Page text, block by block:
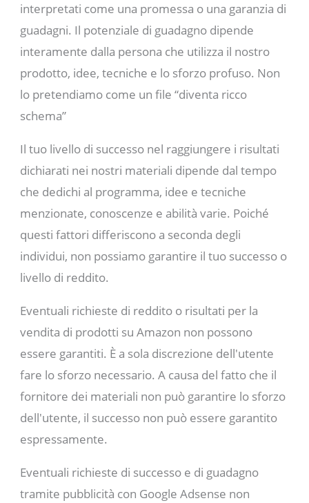
interpretati come una promessa o una garanzia di
guadagni. Il potenziale di guadagno dipende
interamente dalla persona che utilizza il nostro
prodotto, idee, tecniche e lo sforzo profuso. Non
lo pretendiamo come un file “diventa ricco
schema”
Il tuo livello di successo nel raggiungere i risultati
dichiarati nei nostri materiali dipende dal tempo
che dedichi al programma, idee e tecniche
menzionate, conoscenze e abilità varie. Poiché
questi fattori differiscono a seconda degli
individui, non possiamo garantire il tuo successo o
livello di reddito.
Eventuali richieste di reddito o risultati per la
vendita di prodotti su Amazon non possono
essere garantiti. È a sola discrezione dell'utente
fare lo sforzo necessario. A causa del fatto che il
fornitore dei materiali non può garantire lo sforzo
dell'utente, il successo non può essere garantito
espressamente.
Eventuali richieste di successo e di guadagno
tramite pubblicità con Google Adsense non